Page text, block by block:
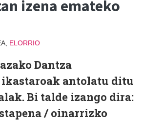
izena emateko
ELORRIO
Dantza
antolatu ditu
Bi talde izango dira:
/ oinarrizko